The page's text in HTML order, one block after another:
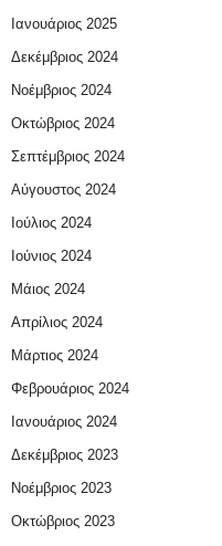
Ιανουάριος 2025
Δεκέμβριος 2024
Νοέμβριος 2024
Οκτώβριος 2024
Σεπτέμβριος 2024
Αύγουστος 2024
Ιούλιος 2024
Ιούνιος 2024
Μάιος 2024
Απρίλιος 2024
Μάρτιος 2024
Φεβρουάριος 2024
Ιανουάριος 2024
Δεκέμβριος 2023
Νοέμβριος 2023
Οκτώβριος 2023